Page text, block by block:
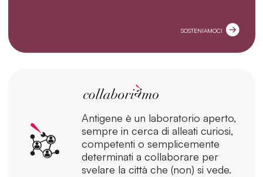
SOSTENIAMOCI
Antigene è un laboratorio aperto,
sempre in cerca di alleati curiosi,
competenti o semplicemente
determinati a collaborare per
svelare la città che (non) si vede.